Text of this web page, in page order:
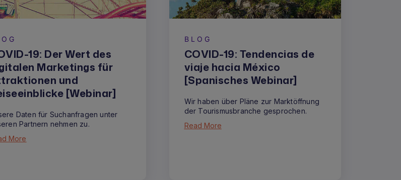
19: Der Wert des
Marketings für
und
[Webinar]
Daten für Suchanfragen unter
Partnern nehmen zu.
More
BLOG
COVID-19: Tendencias de
viaje hacia México
[Spanisches Webinar]
Wir haben über Pläne zur Marktöffnung
der Tourismusbranche gesprochen.
Read More